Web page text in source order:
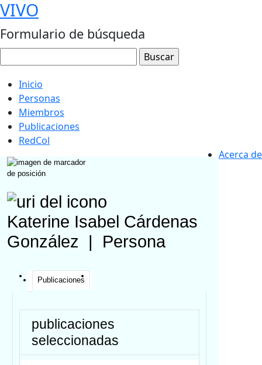
VIVO
Formulario de búsqueda
Inicio
Personas
Miembros
Publicaciones
RedCol
Acerca de
Katerine Isabel Cárdenas
González
Persona
Publicaciones
publicaciones
seleccionadas